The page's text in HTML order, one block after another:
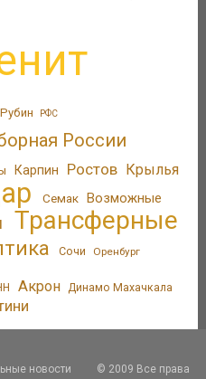
Рубин РФС
России
Карпин Ростов Крылья
Семак Возможные
Трансферные
Сочи Оренбург
Акрон Динамо Махачкала
новости
© 2009 Все права